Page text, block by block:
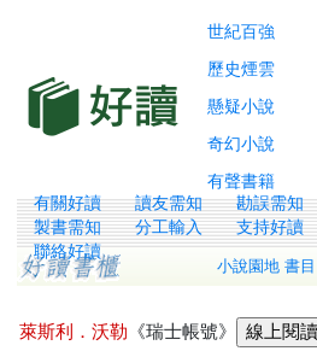
世紀百強
歷史煙雲
懸疑小說
奇幻小說
有聲書籍
有關好讀 讀友需知
勘誤需知
製書需知
分工輸入
支持好讀
聯絡好讀
小說園地 書目
萊斯利．沃勒 《瑞士帳號》